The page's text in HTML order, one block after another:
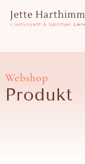
indholdet
Jette
Clairvoyant & Spirituel
Webshop
Produkt